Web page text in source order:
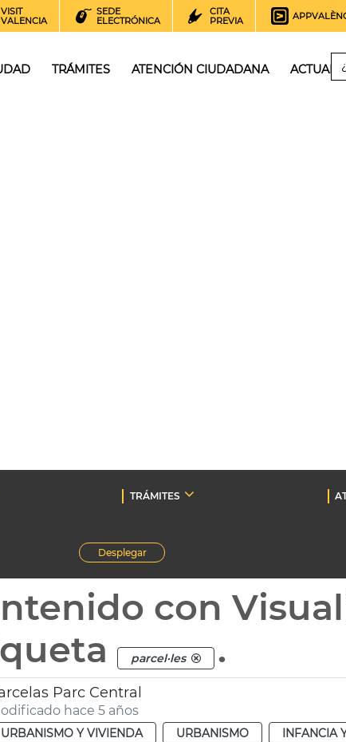
VISIT
VALENCIA
SEDE
ELECTRÓNICA
CITA
PREVIA
TRÁMITES ATENCIÓN CIUDADANA
TRÁMITES
Desplegar
con
parcel·les .
Parc Central
hace 5 años
URBANISMO Y VIVIENDA URBANISMO INFANCIA